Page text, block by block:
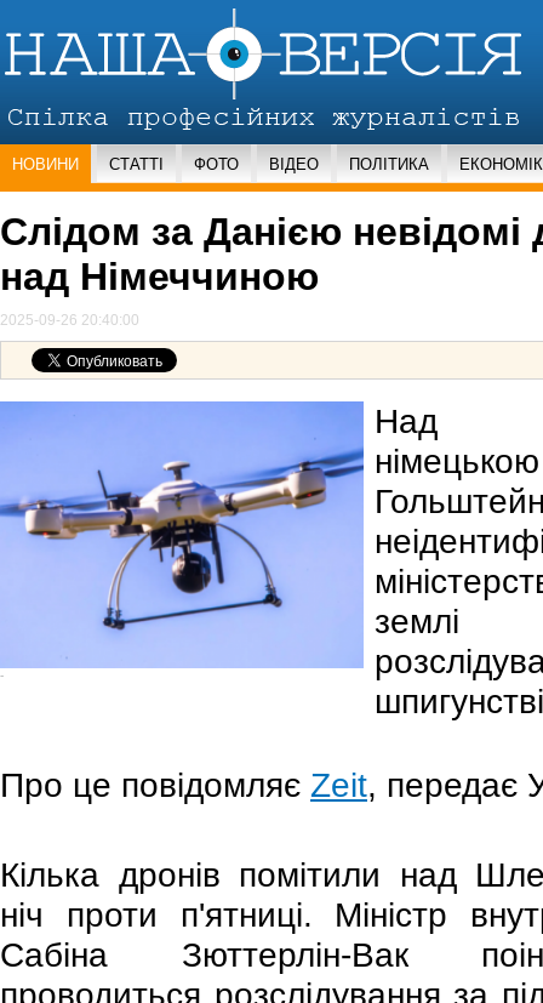
НОВИНИ СТАТТІ ФОТО ВІДЕО ПОЛІТИКА
Слідом за Данією
над Німеччиною
2025-09-26 20:40:00
-
Над
Про це повідомляє Zeit, передає
Кілька дронів помітили над
ніч проти п'ятниці. Міністр
Сабіна Зюттерлін-Вак
проводиться розслідування за